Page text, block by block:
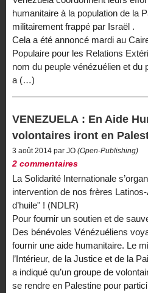
humanitaire à la population de la
militairement frappé par Israël .
Cela a été annoncé mardi au
Populaire pour les Relations
nom du peuple vénézuélien et du
a (…)
VENEZUELA : En Aide
volontaires iront en
3 août 2014 par JO (Open-Publishing)
2 commentaires
La Solidarité Internationale
intervention de nos frères
d’huile" ! (NDLR)
Pour fournir un soutien et de
Des bénévoles Vénézuéliens
fournir une aide humanitaire. Le
l’Intérieur, de la Justice et de la
a indiqué qu’un groupe de
se rendre en Palestine pour